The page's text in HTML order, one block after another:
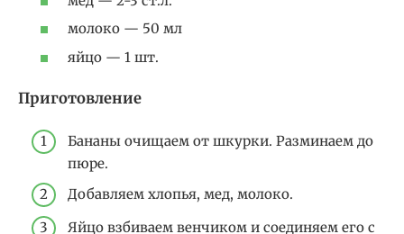
молоко — 50 мл
яйцо — 1 шт.
Приготовление
Бананы очищаем от шкурки. Разминаем до
пюре.
Добавляем хлопья, мед, молоко.
Яйцо взбиваем венчиком и соединяем его с